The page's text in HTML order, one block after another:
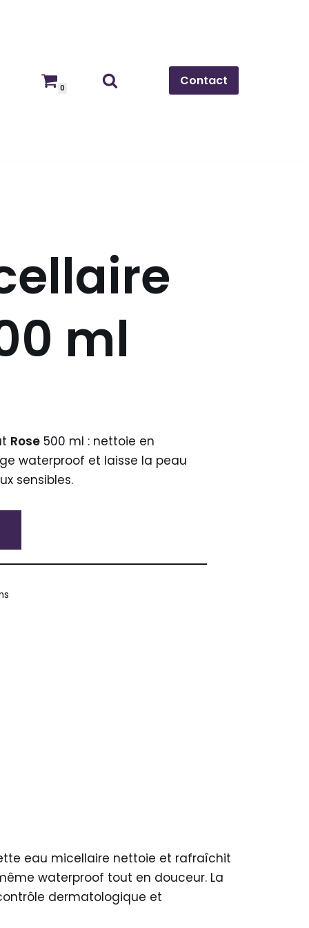
0 Contact
ml
Rose 500 ml : nettoie en
waterproof et laisse la peau
sensibles.
eau micellaire nettoie et rafraîchit
waterproof tout en douceur. La
dermatologique et